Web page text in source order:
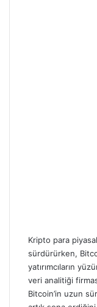
Kripto para
sürdürürken,
yatırımcıların
veri analitiği
Bitcoin’in uzun